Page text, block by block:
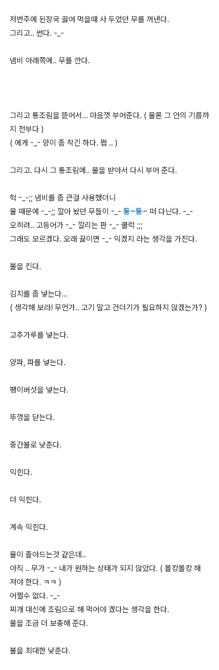
저번주에 된장국 끓여 먹을때 사 두었던 무를 꺼낸다.
그리고.. 썬다. -_-
냄비 아래쪽에.. 무를 깐다.
그리고 통조림을 뜯어서... 마음껏 부어준다. ( 물론 그 안의 기름까
지 전부다 )
( 에게 -_- 양이 좀 작긴 하다. 쩝 .. )
그리고. 다시 그 통조림에.. 물을 받아서 다시 부어 준다.
헉 -_-;; 냄비를 좀 큰걸 사용했더니
물 때문에 -_-;; 깔아 놨던 무들이 -_- 둥~둥~ 떠 다닌다. -_-
오히려.. 고등어가 -_- 깔리는 판 -_- 쿨럭 ;;;
그래도 모르겠다. 오래 끓이면 -_- 익겠지 라는 생각을 가진다.
불을 킨다.
김치를 좀 넣는다...
( 생각해 보라! 무언가.. 고기 말고 건더기가 필요하지 않겠는가? )
고추가루를 넣는다.
양파, 파를 넣는다.
팽이버섯을 넣는다.
뚜껑을 닫는다.
중간불로 낮춘다.
익힌다.
더 익힌다.
계속 익힌다.
물이 졸아드는것 같은데..
아직 .. 무가 -_- 내가 원하는 상태가 되지 않았다. ( 몰캉몰캉 해
져야 한다. ㅋㅋ )
어쩔수 없다. -_-
찌개 대신에 조림으로 해 먹어야 겠다는 생각을 한다.
물을 조금 더 보충해 준다.
불을 최대한 낮춘다.